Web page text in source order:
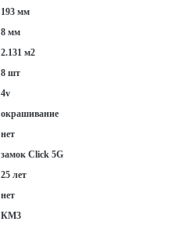
193 мм
8 мм
2.131 м2
8 шт
4v
окрашивание
нет
замок Click 5G
25 лет
нет
КМ3